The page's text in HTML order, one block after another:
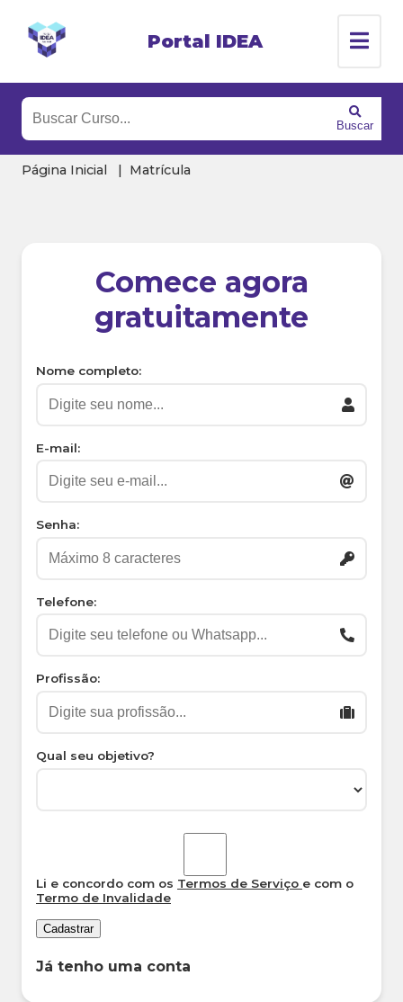
Portal IDEA
Buscar
Página Inicial Matrícula
Comece agora
gratuitamente
Nome completo:
E-mail:
Senha:
Telefone:
Profissão:
Qual seu objetivo?
Li e concordo com os Termos de Serviço e com o
Termo de Invalidade
Cadastrar
Já tenho uma conta